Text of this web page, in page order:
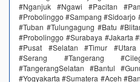
#Nganjuk #Ngawi #Pacitan
#Probolinggo #Sampang #Sidoarjo
#Tuban #Tulungagung #Batu
#Probolinggo #Surabaya #Jakarta
#Pusat #Selatan #Timur
#Serang #Tangerang
#TangerangSelatan #Bantul
#Yogyakarta #Sumatera #Aceh